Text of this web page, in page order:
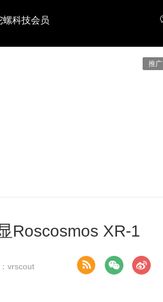
螺科技会员
推广
Roscosmos XR-1
vrscout